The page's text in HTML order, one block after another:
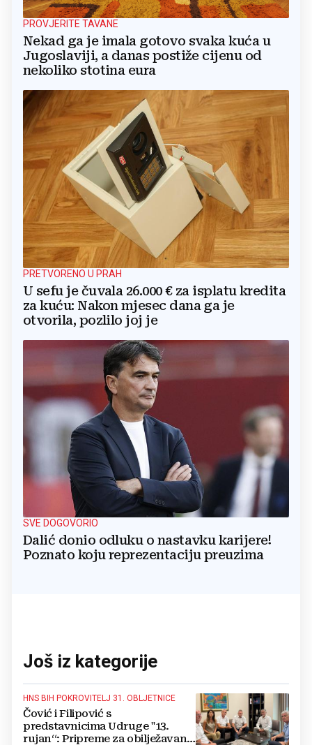
PROVJERITE TAVANE
Nekad ga je imala gotovo svaka kuća u
Jugoslaviji, a danas postiže cijenu od
nekoliko stotina eura
PRETVORENO U PRAH
U sefu je čuvala 26.000 € za isplatu kredita
za kuću: Nakon mjesec dana ga je
otvorila, pozlilo joj je
SVE DOGOVORIO
Dalić donio odluku o nastavku karijere!
Poznato koju reprezentaciju preuzima
Još iz kategorije
HNS BIH POKROVITELJ 31. OBLJETNICE
Čović i Filipović s
predstavnicima Udruge "13.
rujan“: Pripreme za obilježavanje